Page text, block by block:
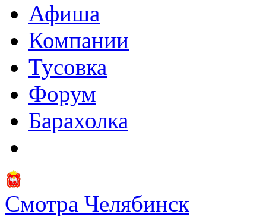
Афиша
Компании
Тусовка
Форум
Барахолка
Смотра Челябинск